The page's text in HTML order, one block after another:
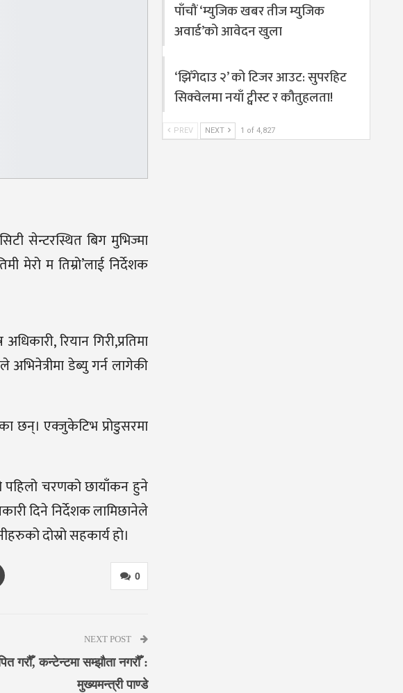
सेन्टरस्थित बिग मुभिज्मा
मेरो म तिम्रो’लाई निर्देशक
रियान गिरी,प्रतिमा
डेब्यु गर्न लागेकी
छन्। एक्जुकेटिभ प्रोडुसरमा
पहिलो चरणको छायाँकन हुने
दिने निर्देशक लामिछानेले
दोस्रो सहकार्य हो।
0
NEXT POST
गरौँ, कन्टेन्टमा सम्झौता नगरौँ :
मुख्यमन्त्री पाण्डे
पाँचौं ‘म्युजिक खबर तीज म्युजिक
अवार्ड’को आवेदन खुला
‘झिँगेदाउ २’ को टिजर आउट: सुपरहिट
सिक्वेलमा नयाँ ट्वीस्ट र कौतुहलता!
PREV NEXT 1 of 4,827